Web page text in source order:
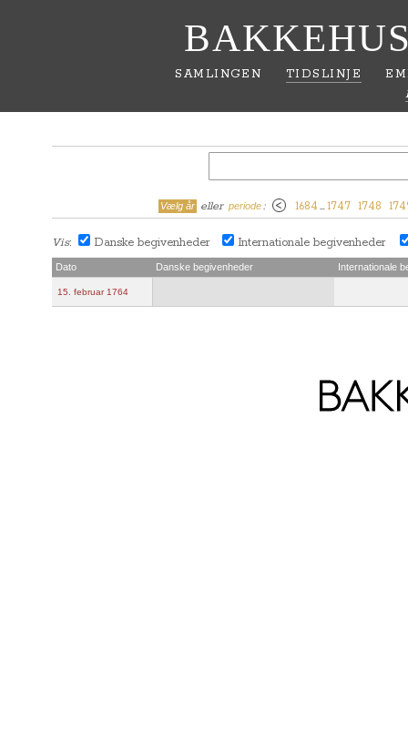
SAMLINGEN TIDSLINJE
Vælg år eller periode : 1684 …1747 1748
Vis: Danske begivenheder Internationale begivenheder
Dato Danske begivenheder Internationale
15. februar 1764